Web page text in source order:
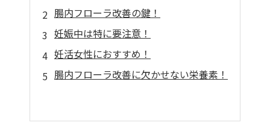
腸内フローラ改善の鍵！
妊娠中は特に要注意！
妊活女性におすすめ！
腸内フローラ改善に欠かせない栄養素！